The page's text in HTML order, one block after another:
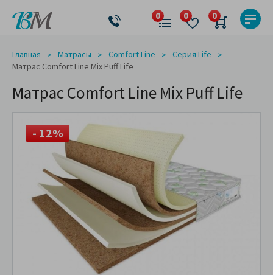
Главная Матрасы Comfort Line
Серия Life
Матрас Comfort Line Mix Puff Life
Матрас Comfort Line Mix Puff Life
- 12%